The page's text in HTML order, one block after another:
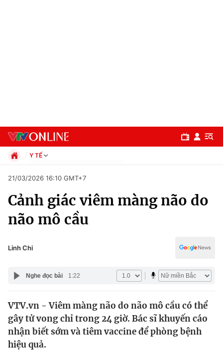
Chuyên mục
Chính trị
Y tế
Thế giới
Y TẾ
Xã hội
Pháp luật
Kinh tế
Thể thao
Đời sống
Giáo dục
21/03/2026 16:10 GMT+7
Cảnh giác viêm màng não do
não mô cầu
Linh Chi
Nghe đọc bài 1:22
VTV.vn - Viêm màng não do não mô cầu có thể
gây tử vong chỉ trong 24 giờ. Bác sĩ khuyến cáo
nhận biết sớm và tiêm vaccine để phòng bệnh
hiệu quả.